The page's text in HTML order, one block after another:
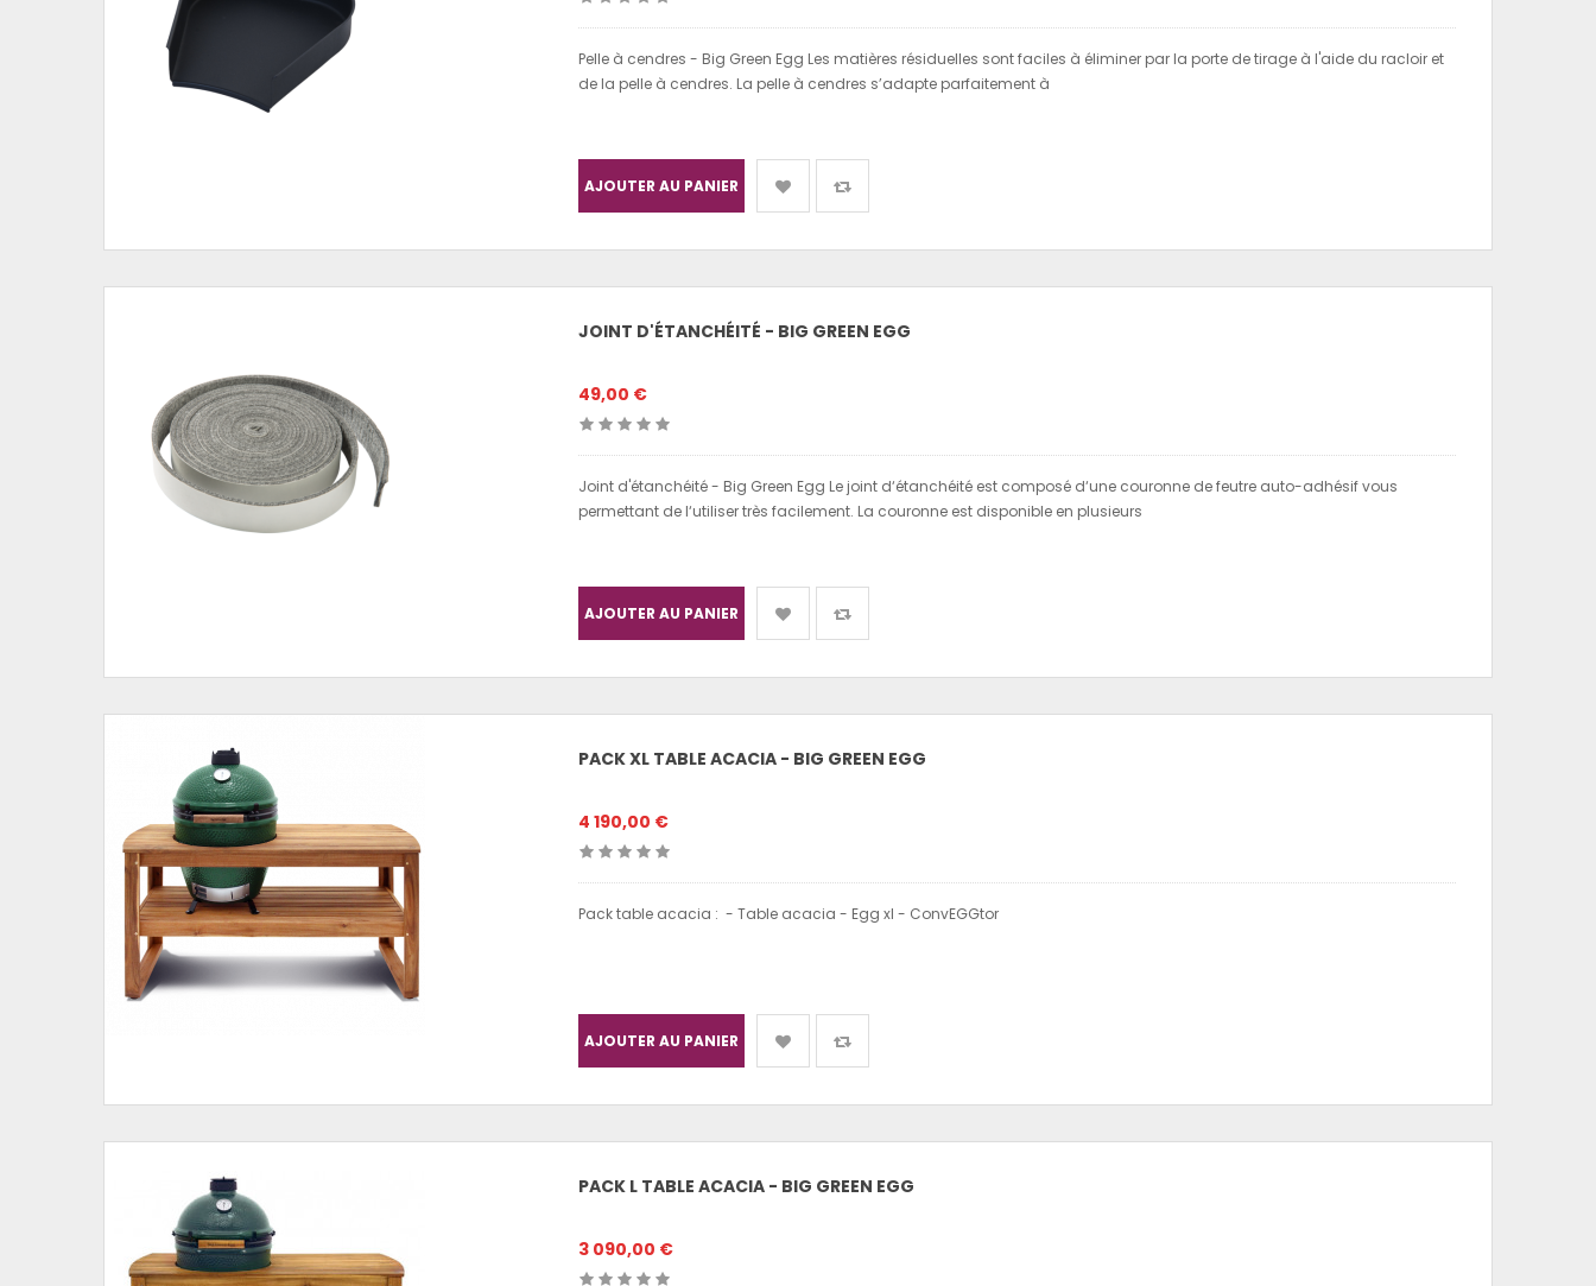
Pelle à cendres - Big Green Egg Les matières résiduelles sont faciles à éliminer par la porte de tirage à l'aide du racloir et
de la pelle à cendres. La pelle à cendres s’adapte parfaitement à
AJOUTER AU PANIER
JOINT D'ÉTANCHÉITÉ - BIG GREEN EGG
49,00 €
Joint d'étanchéité - Big Green Egg Le joint d‘étanchéité est composé d‘une couronne de feutre auto-adhésif vous
permettant de l‘utiliser très facilement. La couronne est disponible en plusieurs
AJOUTER AU PANIER
PACK XL TABLE ACACIA - BIG GREEN EGG
4 190,00 €
Pack table acacia : - Table acacia - Egg xl - ConvEGGtor
AJOUTER AU PANIER
PACK L TABLE ACACIA - BIG GREEN EGG
3 090,00 €